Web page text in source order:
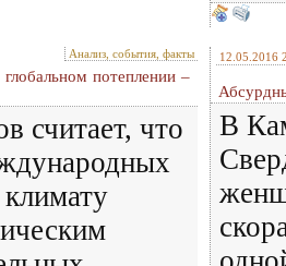
Анализ, события, факты
потеплении –
считает, что
12.05.2016
В